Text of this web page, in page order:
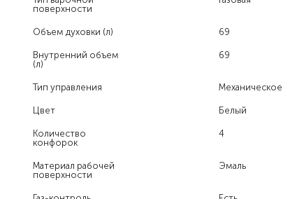
поверхности
Объем духовки (л) 69
Внутренний объем
(л)
69
Тип управления Механическое
Цвет Белый
Количество
конфорок
4
Материал рабочей
поверхности
Эмаль